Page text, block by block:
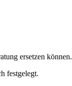
ersetzen können.
festgelegt.